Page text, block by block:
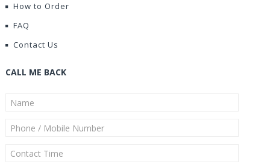
How to Order
FAQ
Contact Us
CALL ME BACK